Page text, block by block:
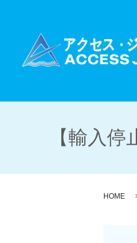
【輸入
HOME